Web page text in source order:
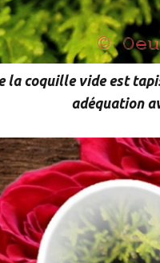
la coquille vide est
adéquation